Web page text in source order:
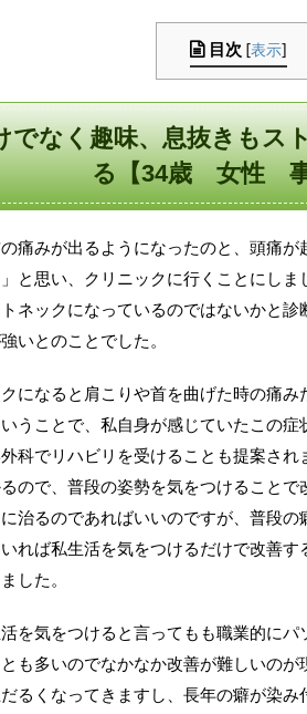
目次 [表示]
でなく趣味、息抜きもス
る【34歳 女性
痛みが出るようになったのと、頭痛
と思い、クリニックに行くことにしま
ネックになっているのではないかと
いとのことでした。
になると肩こりや首を曲げた時の痛
うことで、私自身が感じていたこの
科でリハビリを受けることも提案さ
ので、普段の姿勢を気をつけること
治るのであればいいのですが、普段
れば私生活を気をつけるだけで改善
した。
を気をつけると言ってもも職業的に
も多いのでなかなか改善が難しいの
るくなってきますし、長年の癖が染